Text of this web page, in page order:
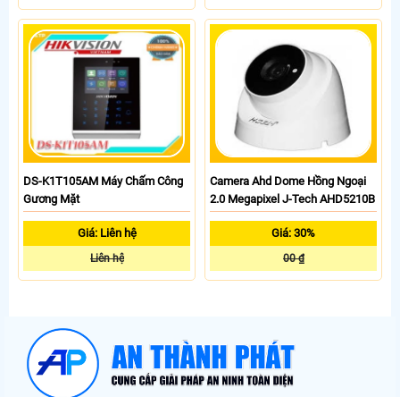
DS-K1T105AM Máy Chấm Công
Gương Mặt
Giá: Liên hệ
Liên hệ
Camera Ahd Dome Hồng Ngoại
2.0 Megapixel J-Tech AHD5210B
Giá: 30%
00 ₫